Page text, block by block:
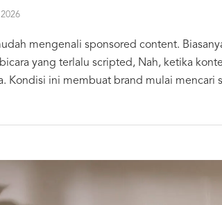
mengenali sponsored content.
yang terlalu scripted, Nah, ketika
Kondisi ini membuat brand mulai mencari